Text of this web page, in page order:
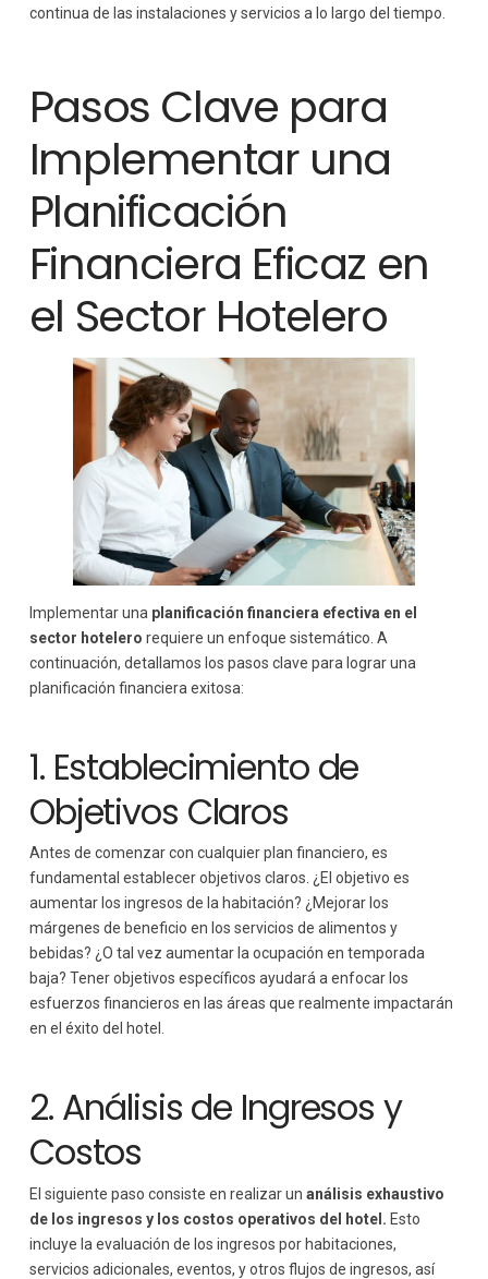
continua de las instalaciones y servicios a lo largo del tiempo.
Pasos Clave para
Implementar una
Planificación
Financiera Eficaz en
el Sector Hotelero
Implementar una planificación financiera efectiva en el
sector hotelero requiere un enfoque sistemático. A
continuación, detallamos los pasos clave para lograr una
planificación financiera exitosa:
1. Establecimiento de
Objetivos Claros
Antes de comenzar con cualquier plan financiero, es
fundamental establecer objetivos claros. ¿El objetivo es
aumentar los ingresos de la habitación? ¿Mejorar los
márgenes de beneficio en los servicios de alimentos y
bebidas? ¿O tal vez aumentar la ocupación en temporada
baja? Tener objetivos específicos ayudará a enfocar los
esfuerzos financieros en las áreas que realmente impactarán
en el éxito del hotel.
2. Análisis de Ingresos y
Costos
El siguiente paso consiste en realizar un análisis exhaustivo
de los ingresos y los costos operativos del hotel. Esto
incluye la evaluación de los ingresos por habitaciones,
servicios adicionales, eventos, y otros flujos de ingresos, así